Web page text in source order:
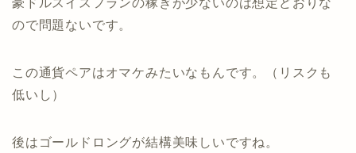
豪ドルスイスフランの稼ぎが少ないのは想定どおりな
ので問題ないです。
この通貨ペアはオマケみたいなもんです。（リスクも
低いし）
後はゴールドロングが結構美味しいですね。